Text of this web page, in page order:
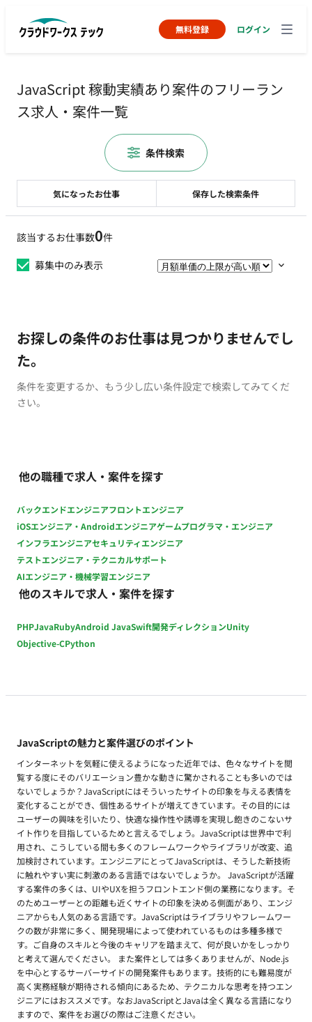
無料登録 ログイン
JavaScript 稼動実績あり案件のフリーラン
ス求人・案件一覧
該当するお仕事数0件
募集中のみ表示
お探しの条件のお仕事は見つかりませんでし
た。
条件を変更するか、もう少し広い条件設定で検索してみてくだ
さい。
他の職種で求人・案件を探す
バックエンドエンジニアフロントエンジニア
iOSエンジニア・Androidエンジニアゲームプログラマ・エンジニア
インフラエンジニアセキュリティエンジニア
テストエンジニア・テクニカルサポート
AIエンジニア・機械学習エンジニア
他のスキルで求人・案件を探す
PHPJavaRubyAndroid JavaSwift開発ディレクションUnity
Objective-CPython
JavaScriptの魅力と案件選びのポイント
インターネットを気軽に使えるようになった近年では、色々なサイトを閲
覧する度にそのバリエーション豊かな動きに驚かされることも多いのでは
ないでしょうか？JavaScriptにはそういったサイトの印象を与える表情を
変化することができ、個性あるサイトが増えてきています。その目的には
ユーザーの興味を引いたり、快適な操作性や誘導を実現し飽きのこないサ
イト作りを目指しているためと言えるでしょう。JavaScriptは世界中で利
用され、こうしている間も多くのフレームワークやライブラリが改変、追
加検討されています。エンジニアにとってJavaScriptは、そうした新技術
に触れやすい実に刺激のある言語ではないでしょうか。 JavaScriptが活躍
する案件の多くは、UIやUXを担うフロントエンド側の業務になります。そ
のためユーザーとの距離も近くサイトの印象を決める側面があり、エンジ
ニアからも人気のある言語です。JavaScriptはライブラリやフレームワー
クの数が非常に多く、開発現場によって使われているものは多種多様で
す。ご自身のスキルと今後のキャリアを踏まえて、何が良いかをしっかり
と考えて選んでください。 また案件としては多くありませんが、Node.js
を中心とするサーバーサイドの開発案件もあります。技術的にも難易度が
高く実務経験が期待される傾向にあるため、テクニカルな思考を持つエン
ジニアにはおススメです。なおJavaScriptとJavaは全く異なる言語になり
ますので、案件をお選びの際はご注意ください。
気になったお仕事 保存した検索条件
条件検索